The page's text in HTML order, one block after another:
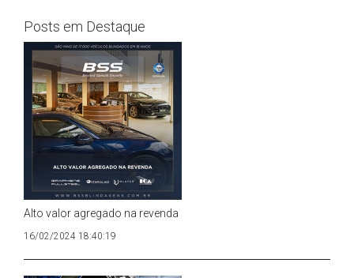
Posts em Destaque
Alto valor agregado na revenda
16/02/2024 18:40:19